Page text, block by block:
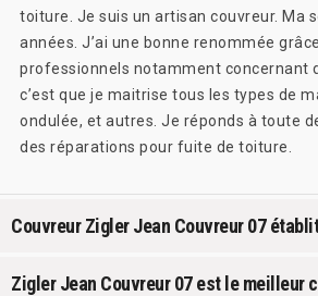
toiture. Je suis un artisan couvreur. Ma
années. J’ai une bonne renommée
professionnels notamment concernant
c’est que je maitrise tous les types de
ondulée, et autres. Je réponds à toute
des réparations pour fuite de toiture.
Couvreur Zigler Jean Couvreur 07
Zigler Jean Couvreur 07 est le meilleur